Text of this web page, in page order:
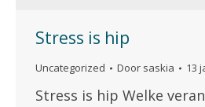
Stress is hip
Uncategorized Door saskia 13
Stress is hip Welke